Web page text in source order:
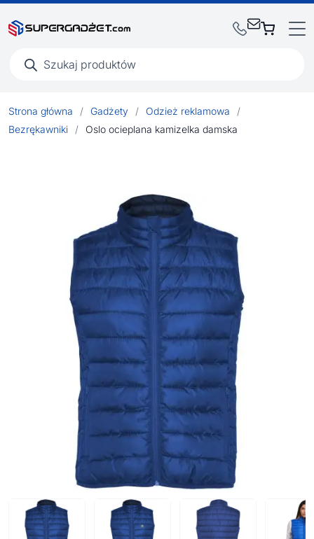
produktów
Strona główna / Gadżety / Odzież reklamowa
/
Bezrękawniki
/ Oslo ocieplana kamizelka damska